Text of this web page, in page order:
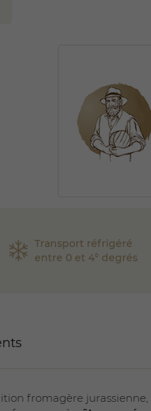
Transport réfrigéré
entre 0 et 4° degrés
fromagère